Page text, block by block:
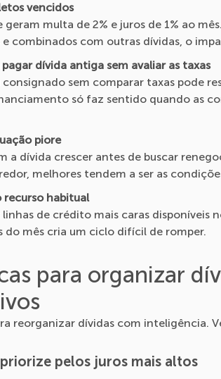
vencidos
multa de 2% e juros de 1% ao
combinados com outras dívidas, o
dívida antiga sem avaliar as taxas
sem comparar taxas pode
só faz sentido quando as
piore
a dívida crescer antes de buscar
melhores tendem a ser as
recurso habitual
linhas de crédito mais caras disponíveis
do mês cria um ciclo difícil de romper.
para organizar
reorganizar dívidas com inteligência.
pelos juros mais altos